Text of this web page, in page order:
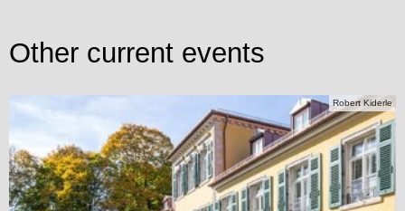
Other current events
Robert Kiderle